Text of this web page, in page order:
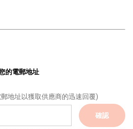
的電郵地址
地址以獲取供應商的迅速回覆)
確認